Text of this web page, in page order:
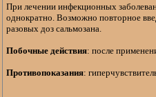
При лечении инфекционных
однократно. Возможно повторное
разовых дозсальмозана
Побочные действия: после
Противопоказания: